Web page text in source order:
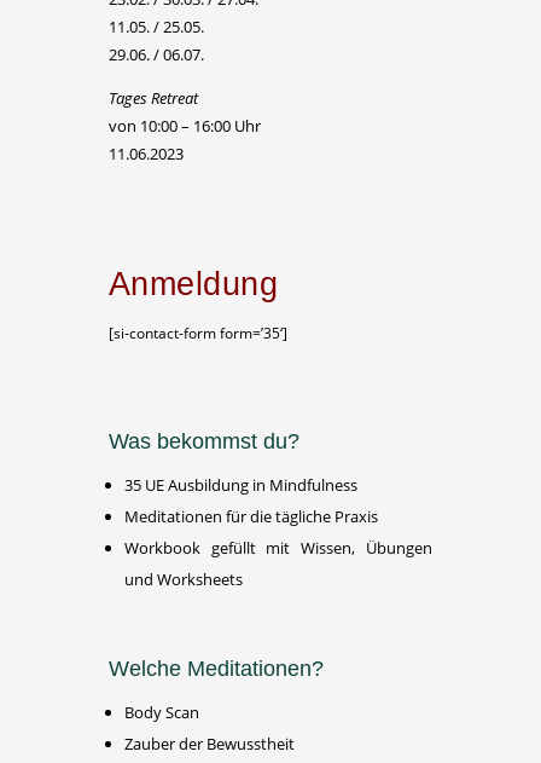
11.05. / 25.05.
29.06. / 06.07.
Tages Retreat
von 10:00 – 16:00 Uhr
11.06.2023
Anmeldung
[si-contact-form form=’35‘]
Was bekommst du?
35 UE Ausbildung in Mindfulness
Meditationen für die tägliche Praxis
Workbook gefüllt mit Wissen, Übungen
und Worksheets
Welche Meditationen?
Body Scan
Zauber der Bewusstheit